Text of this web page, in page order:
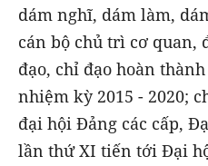
dám nghĩ, dám làm,
cán bộ chủ trì cơ quan,
đạo, chỉ đạo hoàn
nhiệm kỳ 2015 - 2020;
đại hội Đảng các cấp,
lần thứ XI tiến tới Đại